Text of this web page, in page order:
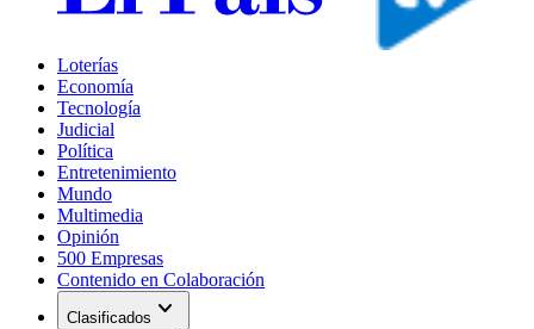
Loterías
Economía
Tecnología
Judicial
Política
Entretenimiento
Mundo
Multimedia
Opinión
500 Empresas
Contenido en Colaboración
Clasificados expand_more